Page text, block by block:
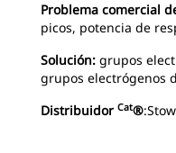
Problema comercial
picos, potencia de
Solución: grupos
grupos electrógenos
Distribuidor Cat®